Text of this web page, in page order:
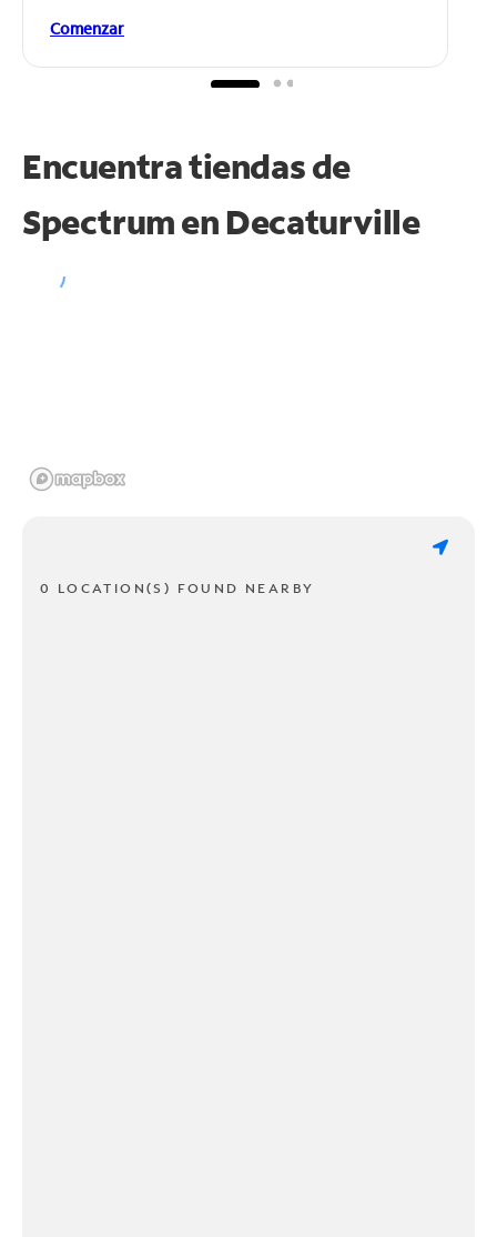
Comenzar
Encuentra tiendas de
Spectrum en Decaturville
0 LOCATION(S) FOUND NEARBY